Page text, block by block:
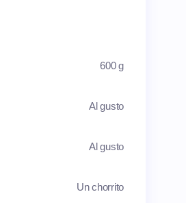
600 g
Al gusto
Al gusto
Un chorrito